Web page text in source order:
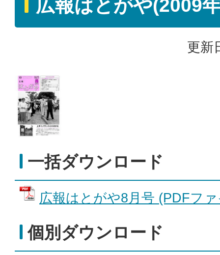
広報はとがや(2009
更新
一括ダウンロード
広報はとがや8月号 (PDFフ
個別ダウンロード